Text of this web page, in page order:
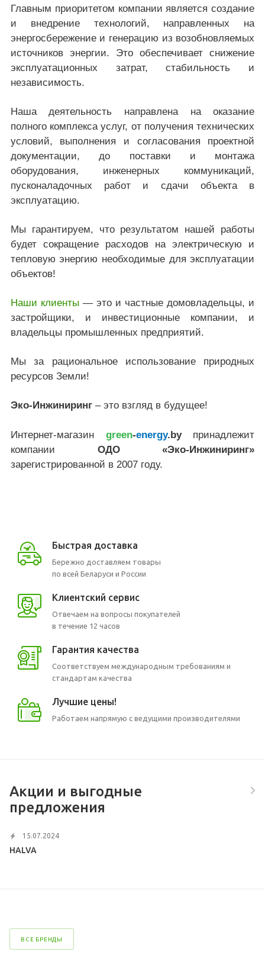
Главным приоритетом компании является создание
и внедрение технологий, направленных на
энергосбережение и генерацию из возобновляемых
источников энергии. Это обеспечивает снижение
эксплуатационных затрат, стабильность и
независимость.
Наша деятельность направлена на оказание
полного комплекса услуг, от получения технических
условий, выполнения и согласования проектной
документации, до поставки и монтажа
оборудования, инженерных коммуникаций,
пусконаладочных работ и сдачи объекта в
эксплуатацию.
Мы гарантируем, что результатом нашей работы
будет сокращение расходов на электрическую и
тепловую энергию необходимые для эксплуатации
объектов!
Наши клиенты — это и частные домовладельцы, и
застройщики, и инвестиционные компании, и
владельцы промышленных предприятий.
Мы за рациональное использование природных
ресурсов Земли!
Эко-Инжиниринг– это взгляд в будущее!
Интернет-магазин green-energy.byпринадлежит
компании ОДО «Эко-Инжиниринг»
зарегистрированной в 2007 году.
Быстрая доставка
Бережно доставляем товары
по всей Беларуси и России
Клиентский сервис
Отвечаем на вопросы покупателей
в течение 12 часов
Гарантия качества
Соответствуем международным требованиям и
стандартам качества
Лучшие цены!
Работаем напрямую с ведущими производителями
Акции и выгодные
предложения
15.07.2024
HALVA
ВСЕ БРЕНДЫ